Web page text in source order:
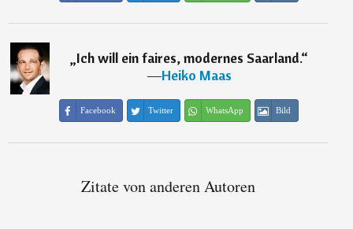
„Ich will ein faires, modernes Saarland.“
―Heiko Maas
Facebook Twitter WhatsApp Bild
Zitate von anderen Autoren